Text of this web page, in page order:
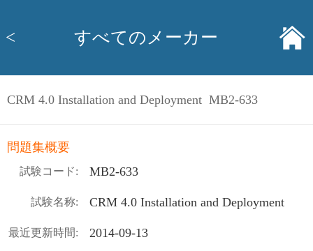
< すべてのメーカー
CRM 4.0 Installation and Deployment MB2-633
問題集概要
試験コード: MB2-633
試験名称: CRM 4.0 Installation and Deployment
最近更新時間: 2014-09-13